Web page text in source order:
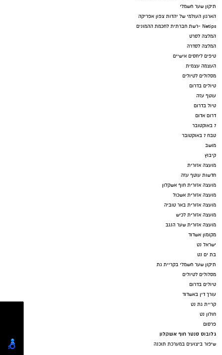
תיקון שער חשמלי
הארגון העולמי של יהדות צפון אפריקה
Netips -רשת חברתית לחכמת ההמונים
המלצה לסרט
המלצה לסדרה
טיפים ליחסים אישיים
העצמה עצמית
מסלולים לטיולים
טיולים בדרום
עוטף עזה
טיול בדרום
דרום אדום
7 באוקטובר
טבח 7 באוקטובר
מושב
קיבוץ
מועצה אזורית
חדשות עוטף עזה
מועצה אזורית חוף אשקלון
מועצה אזורית אשכול
מועצה אזורית באר טוביה
מועצה אזורית לכיש
מועצה אזורית שער הנגב
מקומון אשדוד
ישראל נט
בת ים נט
תיקון שער חשמלי בקריית גת
מסלולים לטיולים
טיולים בדרום
עורך דין באשדוד
קריית גת נט
חולון נט
פרסום
גלובוס סנטר חוף אשקלון
שיפור ביצועים במערכת תוכנה